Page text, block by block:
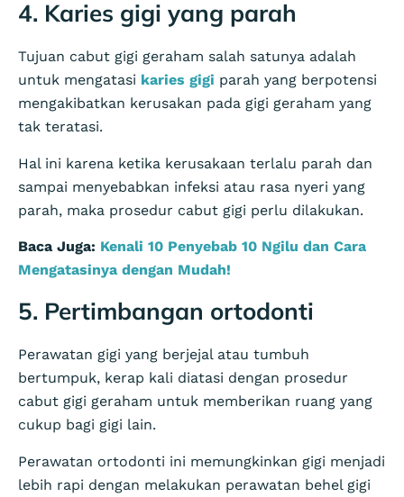
4. Karies gigi yang parah
Tujuan cabut gigi geraham salah satunya adalah
untuk mengatasi karies gigi parah yang berpotensi
mengakibatkan kerusakan pada gigi geraham yang
tak teratasi.
Hal ini karena ketika kerusakaan terlalu parah dan
sampai menyebabkan infeksi atau rasa nyeri yang
parah, maka prosedur cabut gigi perlu dilakukan.
Baca Juga: Kenali 10 Penyebab 10 Ngilu dan Cara
Mengatasinya dengan Mudah!
5. Pertimbangan ortodonti
Perawatan gigi yang berjejal atau tumbuh
bertumpuk, kerap kali diatasi dengan prosedur
cabut gigi geraham untuk memberikan ruang yang
cukup bagi gigi lain.
Perawatan ortodonti ini memungkinkan gigi menjadi
lebih rapi dengan melakukan perawatan behel gigi